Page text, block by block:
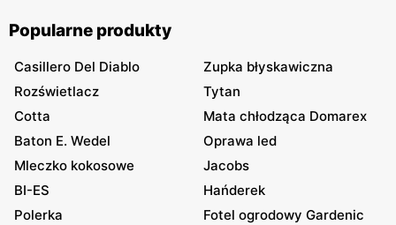
Popularne produkty
Casillero Del Diablo
Zupka błyskawiczna
Rozświetlacz
Tytan
Cotta
Mata chłodząca Domarex
Baton E. Wedel
Oprawa led
Mleczko kokosowe
Jacobs
BI-ES
Hańderek
Polerka
Fotel ogrodowy Gardenic